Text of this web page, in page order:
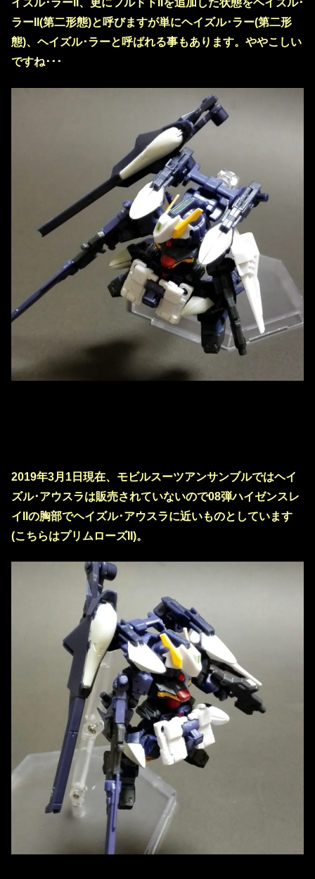
イズル･ラーII、更にフルドドIIを追加した状態をヘイズル･
ラーII(第二形態)と呼びますが単にヘイズル･ラー(第二形
態)、ヘイズル･ラーと呼ばれる事もあります。ややこしい
ですね･･･
2019年3月1日現在、モビルスーツアンサンブルではヘイ
ズル･アウスラは販売されていないので08弾ハイゼンスレ
イIIの胸部でヘイズル･アウスラに近いものとしています
(こちらはプリムローズII)。